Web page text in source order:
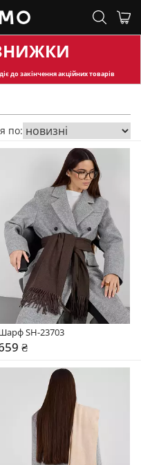
до закінчення акційних товарів
по:
SH-23703
₴